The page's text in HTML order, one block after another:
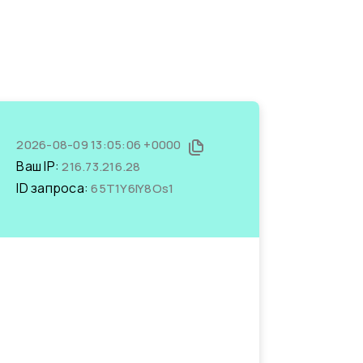
2026-08-09 13:05:06 +0000
Ваш IP:216.73.216.28
ID запроса:65T1Y6IY8Os1